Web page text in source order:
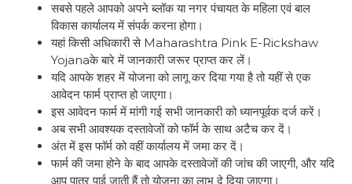
सबसे पहले आपको अपने ब्लॉक या नगर पंचायत के महिला एवं बाल
विकास कार्यालय में संपर्क करना होगा।
यहां किसी अधिकारी से Maharashtra Pink E-Rickshaw
Yojanaके बारे में जानकारी जरूर प्राप्त कर लें।
यदि आपके शहर में योजना को लागू कर दिया गया है तो यहीं से एक
आवेदन फार्म प्राप्त हो जाएगा।
इस आवेदन फार्म में मांगी गई सभी जानकारी को ध्यानपूर्वक दर्ज करें।
अब सभी आवश्यक दस्तावेजों को फॉर्म के साथ अटैच कर दें।
अंत में इस फॉर्म को वहीं कार्यालय में जमा कर दें।
फार्म की जमा होने के बाद आपके दस्तावेजों की जांच की जाएगी, और यदि
आप पात्र पाई जाती हैं तो योजना का लाभ दे दिया जाएगा।